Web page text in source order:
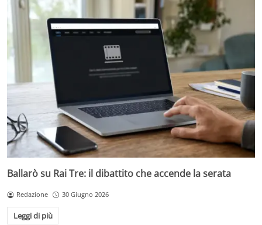
Ballarò su Rai Tre: il dibattito che accende la serata
Redazione 30 Giugno 2026
Leggi di più